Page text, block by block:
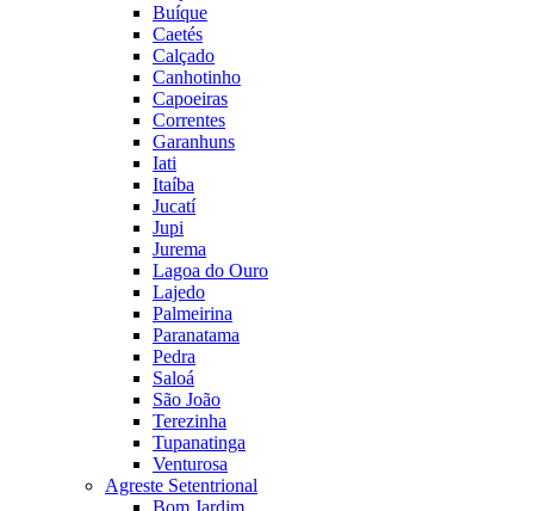
Buíque
Caetés
Calçado
Canhotinho
Capoeiras
Correntes
Garanhuns
Iati
Itaíba
Jucatí
Jupi
Jurema
Lagoa do Ouro
Lajedo
Palmeirina
Paranatama
Pedra
Saloá
São João
Terezinha
Tupanatinga
Venturosa
Agreste Setentrional